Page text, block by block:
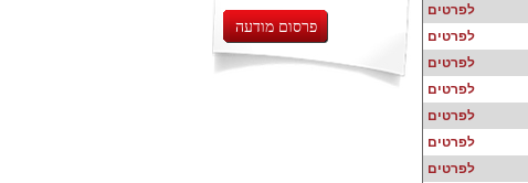
לפרטים
לפרטים
לפרטים
לפרטים
לפרטים
לפרטים
לפרטים
פרסום מודעה